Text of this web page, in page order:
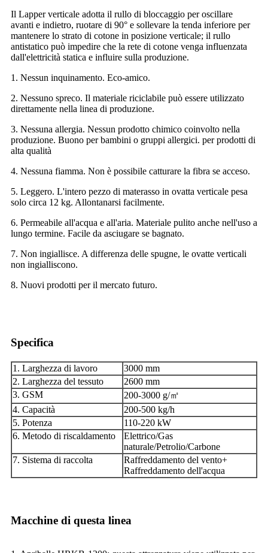
Il Lapper verticale adotta il rullo di bloccaggio per oscillare
avanti e indietro, ruotare di 90° e sollevare la tenda inferiore per
mantenere lo strato di cotone in posizione verticale; il rullo
antistatico può impedire che la rete di cotone venga influenzata
dall'elettricità statica e influire sulla produzione.
1. Nessun inquinamento. Eco-amico.
2. Nessuno spreco. Il materiale riciclabile può essere utilizzato
direttamente nella linea di produzione.
3. Nessuna allergia. Nessun prodotto chimico coinvolto nella
produzione. Buono per bambini o gruppi allergici. per prodotti di
alta qualità
4. Nessuna fiamma. Non è possibile catturare la fibra se acceso.
5. Leggero. L'intero pezzo di materasso in ovatta verticale pesa
solo circa 12 kg. Allontanarsi facilmente.
6. Permeabile all'acqua e all'aria. Materiale pulito anche nell'uso a
lungo termine. Facile da asciugare se bagnato.
7. Non ingiallisce. A differenza delle spugne, le ovatte verticali
non ingialliscono.
8. Nuovi prodotti per il mercato futuro.
Specifica
1. Larghezza di lavoro
3000 mm
2. Larghezza del tessuto
2600 mm
3. GSM
200-3000 g/㎡
4. Capacità
200-500 kg/h
5. Potenza
110-220 kW
6. Metodo di riscaldamento
Elettrico/Gas
naturale/Petrolio/Carbone
7. Sistema di raccolta
Raffreddamento del vento+
Raffreddamento dell'acqua
Macchine di questa linea